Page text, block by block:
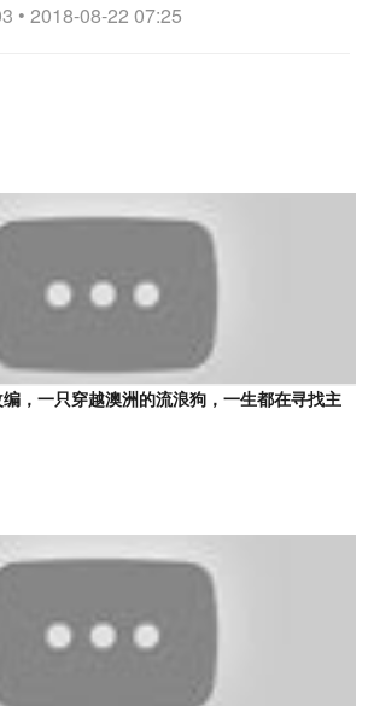
• 2018-08-22 07:25
编，一只穿越澳洲的流浪狗，一生都在寻找主